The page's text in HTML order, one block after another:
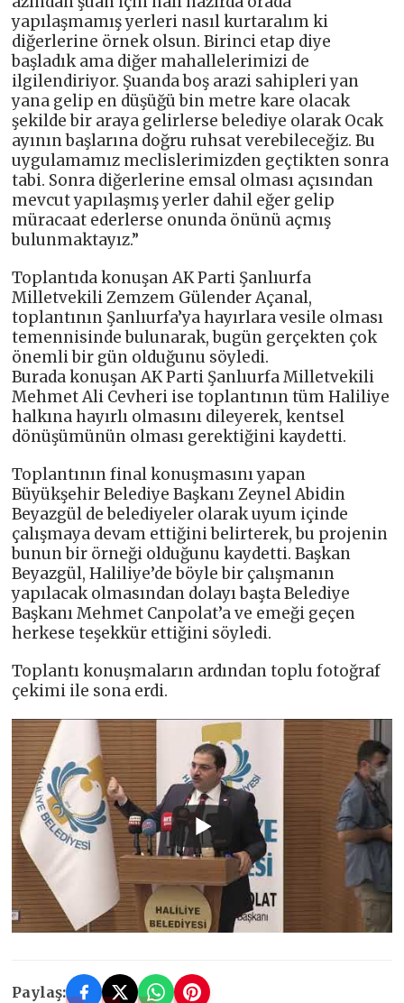
yapılaşmamış yerleri nasıl kurtaralım ki
diğerlerine örnek olsun. Birinci etap diye
başladık ama diğer mahallelerimizi de
ilgilendiriyor. Şuanda boş arazi sahipleri yan
yana gelip en düşüğü bin metre kare olacak
şekilde bir araya gelirlerse belediye olarak Ocak
ayının başlarına doğru ruhsat verebileceğiz. Bu
uygulamamız meclislerimizden geçtikten sonra
tabi. Sonra diğerlerine emsal olması açısından
mevcut yapılaşmış yerler dahil eğer gelip
müracaat ederlerse onunda önünü açmış
bulunmaktayız.”
Toplantıda konuşan AK Parti Şanlıurfa
Milletvekili Zemzem Gülender Açanal,
toplantının Şanlıurfa’ya hayırlara vesile olması
temennisinde bulunarak, bugün gerçekten çok
önemli bir gün olduğunu söyledi.
Burada konuşan AK Parti Şanlıurfa Milletvekili
Mehmet Ali Cevheri ise toplantının tüm Haliliye
halkına hayırlı olmasını dileyerek, kentsel
dönüşümünün olması gerektiğini kaydetti.
Toplantının final konuşmasını yapan
Büyükşehir Belediye Başkanı Zeynel Abidin
Beyazgül de belediyeler olarak uyum içinde
çalışmaya devam ettiğini belirterek, bu projenin
bunun bir örneği olduğunu kaydetti. Başkan
Beyazgül, Haliliye’de böyle bir çalışmanın
yapılacak olmasından dolayı başta Belediye
Başkanı Mehmet Canpolat’a ve emeği geçen
herkese teşekkür ettiğini söyledi.
Toplantı konuşmaların ardından toplu fotoğraf
çekimi ile sona erdi.
Paylaş: